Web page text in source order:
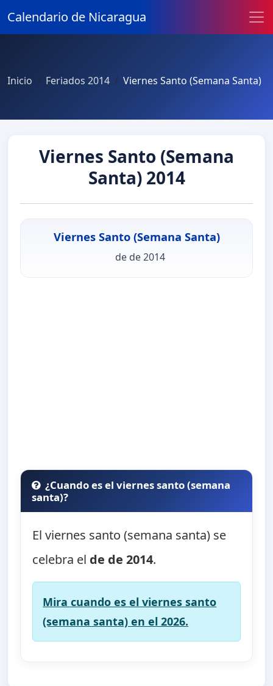
Calendario de Nicaragua
Inicio Feriados 2014 Viernes Santo (Semana Santa)
Viernes Santo (Semana
Santa) 2014
Viernes Santo (Semana Santa)
de de 2014
¿Cuando es el viernes santo (semana
santa)?
El viernes santo (semana santa) se
celebra el de de 2014.
Mira cuando es el viernes santo
(semana santa) en el 2026.